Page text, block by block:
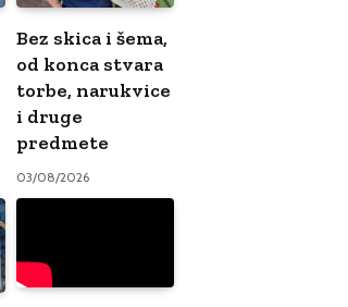
Bez skica i šema,
od konca stvara
torbe, narukvice
i druge
predmete
03/08/2026